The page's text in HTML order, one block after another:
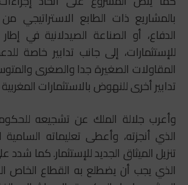
بالمشاريع ذات الطابع الاستراتيجي
الدفاع، أو الصناعة الصيدلانية في إطار
للإستثمارات، إلى جانب تدابير خاصة
المقاولات الصغيرة جدا والصغرى
تدابير أخرى للنهوض بالاستثمارات المغربية
وأعرب جلالة الملك عن تشجيعه
الذي أنجزته، وأعطى تعليماته
تنزيل الميثاق الجديد للإستثمار. كما شدد
الذي يجب أن يضطلع به القطاع الخاص